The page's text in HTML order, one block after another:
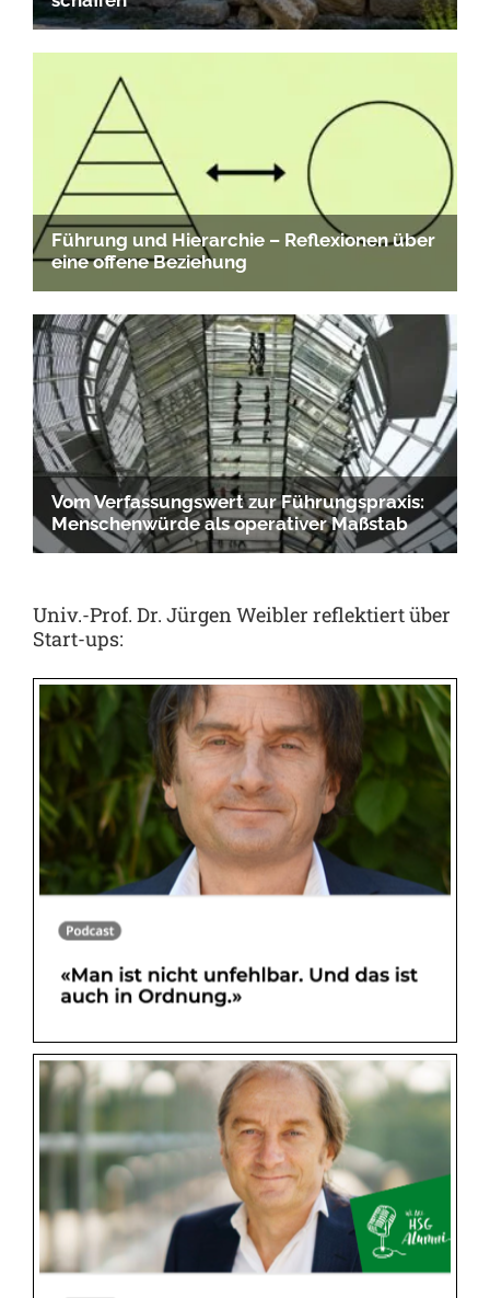
Univ.-Prof. Dr. Jürgen Weibler reflektiert über
Start-ups: